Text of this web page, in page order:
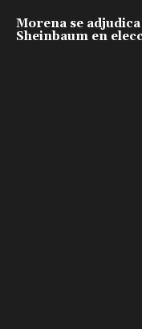
Morena se
Sheinbaum en